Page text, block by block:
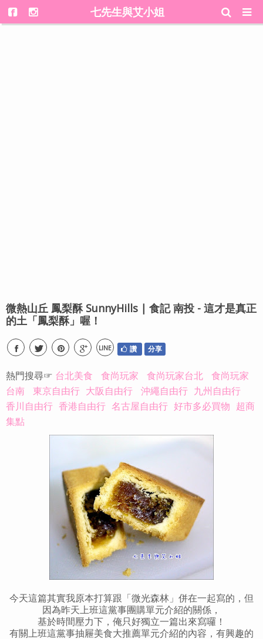
七先生與艾小姐
微熱山丘 鳳梨酥 SunnyHills ∣ 食記 南投 - 這才是真正
的土「鳳梨酥」喔！
LINE 讚 分享
熱門搜尋☞ 台北美食 食尚玩家 食尚玩家台北
食尚玩家
台南
東京自由行 大阪自由行 沖繩自由行 九州自由行
香川自由行 香港自由行 名古屋自由行 好市多必買物 超商
集點
今天這篇其實我原本打算跟「微光森林」併在一起寫的，但
因為昨天上班這黨事團購單元介紹的關係，
基於時間壓力下，俺只好獨立一篇出來寫囉！
有關上班這黨事抽屜美食大推薦單元介紹的內容，有興趣的